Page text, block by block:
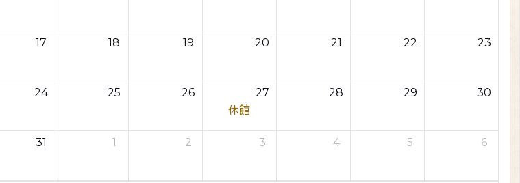
17 18 19 20 21 22 23
24 25 26
27
休館
28 29 30
31 1 2 3 4 5 6